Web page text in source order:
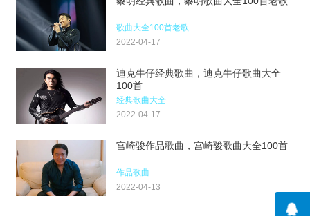
歌曲大全100首老歌
2022-04-17
迪克牛仔经典歌曲，迪克牛仔歌曲大全
100首
经典歌曲大全
2022-04-17
宫崎骏作品歌曲，宫崎骏歌曲大全100首
作品歌曲
2022-04-13